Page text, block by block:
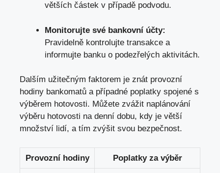
větších částek v případě podvodu.
Monitorujte své bankovní účty:
Pravidelně kontrolujte transakce a
informujte banku o podezřelých aktivitách.
Dalším užitečným faktorem je znát provozní
hodiny bankomatů a případné poplatky spojené s
výběrem hotovosti. Můžete zvážit naplánování
výběru hotovosti na denní dobu, kdy je větší
množství lidí, a tím zvýšit svou bezpečnost.
Provozní hodiny Poplatky za výběr